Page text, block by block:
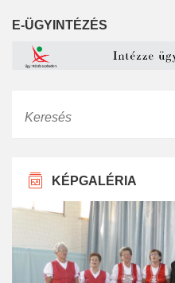
E-ÜGYINTÉZÉS
KÉPGALÉRIA